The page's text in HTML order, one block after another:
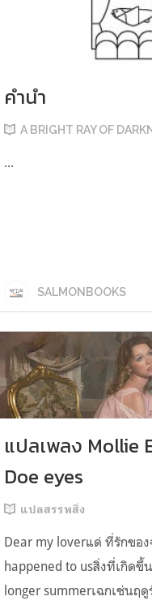
คำนำ
A BRIGHT RAY OF
...
SALMONBOOKS
แปลเพลง Mollie
Doe eyes
แปลสรรพสิ่ง
Dear my loverแด่ ที่รักขอ
happened to usสิ่งที่เกิดขึ้
longer summerเฉกเช่นฤ